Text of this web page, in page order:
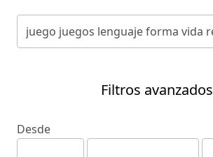
Filtros avanzados
Desde